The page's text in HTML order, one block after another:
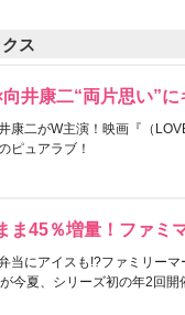
ス
井康二“両片思い”
康二がW主演！映画『（
ピュアラブ！
ま45％増量！ファミ
当にアイスも!?ファミリー
今夏、シリーズ初の年2回開